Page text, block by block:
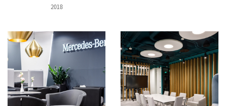
2018